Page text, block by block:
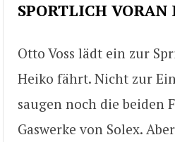
SPORTLICH VORAN
Otto Voss lädt ein zur
Heiko fährt. Nicht zur
saugen noch die beiden
Gaswerke von Solex.